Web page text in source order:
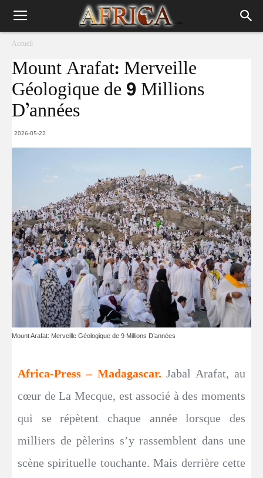
Accueil
Mount Arafat: Merveille
Géologique de 9 Millions
D’années
2026-05-22
Mount Arafat: Merveille Géologique de 9 Millions D’années
Africa-Press – Madagascar.Jabal Arafat, au
cœur de La Mecque, est associé à des moments
qui se répètent chaque année lorsque des
milliers de pèlerins s’y rassemblent dans une
scène spirituelle touchante. Mais derrière cette